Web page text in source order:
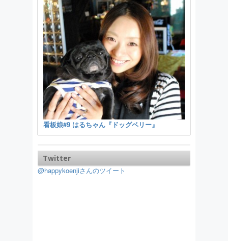
看板娘#9 はるちゃん『ドッグベリー』
Twitter
@happykoenjiさんのツイート